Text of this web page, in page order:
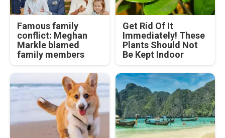
Famous family
conflict: Meghan
Markle blamed
family members
Get Rid Of It
Immediately! These
Plants Should Not
Be Kept Indoor